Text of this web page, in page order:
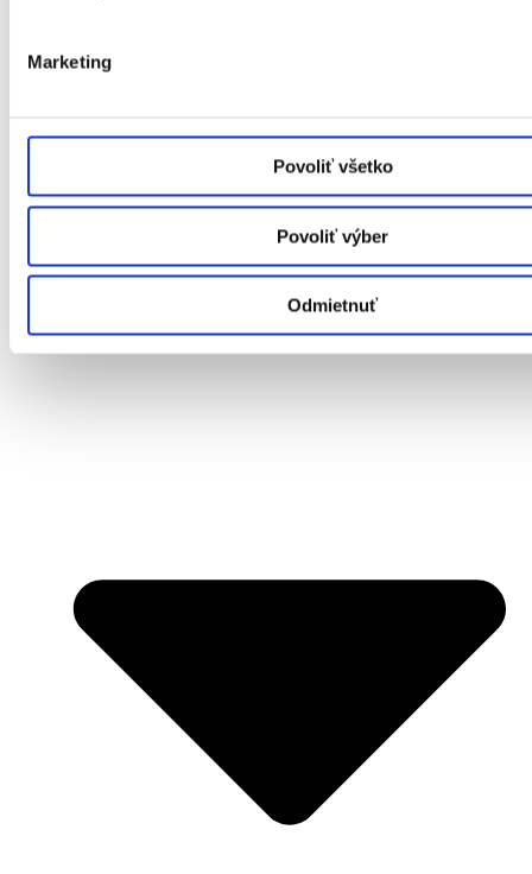
Marketing
Povoliť všetko
Povoliť výber
Odmietnuť
Drevené okná